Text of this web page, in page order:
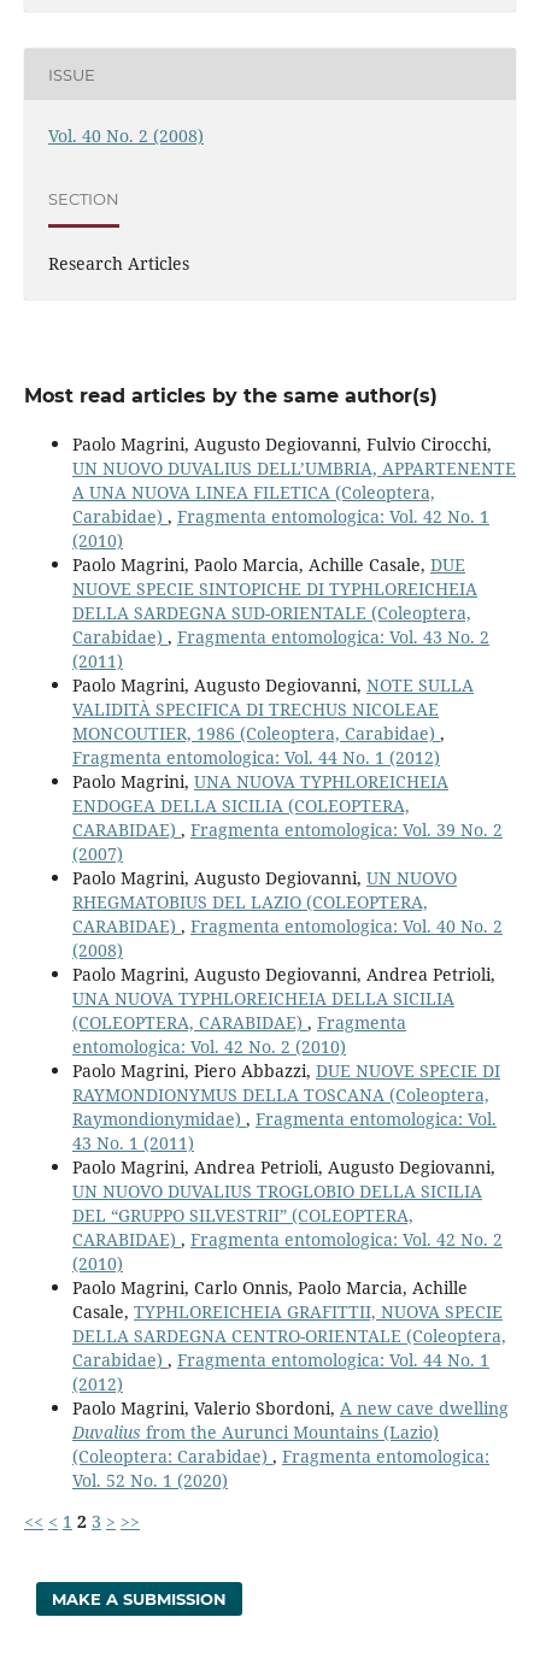
ISSUE
Vol. 40 No. 2 (2008)
SECTION
Research Articles
Most read articles by the same author(s)
Paolo Magrini, Augusto Degiovanni, Fulvio Cirocchi,
UN NUOVO DUVALIUS DELL’UMBRIA, APPARTENENTE
A UNA NUOVA LINEA FILETICA (Coleoptera,
Carabidae) , Fragmenta entomologica: Vol. 42 No. 1
(2010)
Paolo Magrini, Paolo Marcia, Achille Casale, DUE
NUOVE SPECIE SINTOPICHE DI TYPHLOREICHEIA
DELLA SARDEGNA SUD-ORIENTALE (Coleoptera,
Carabidae) , Fragmenta entomologica: Vol. 43 No. 2
(2011)
Paolo Magrini, Augusto Degiovanni, NOTE SULLA
VALIDITÀ SPECIFICA DI TRECHUS NICOLEAE
MONCOUTIER, 1986 (Coleoptera, Carabidae) ,
Fragmenta entomologica: Vol. 44 No. 1 (2012)
Paolo Magrini, UNA NUOVA TYPHLOREICHEIA
ENDOGEA DELLA SICILIA (COLEOPTERA,
CARABIDAE) , Fragmenta entomologica: Vol. 39 No. 2
(2007)
Paolo Magrini, Augusto Degiovanni, UN NUOVO
RHEGMATOBIUS DEL LAZIO (COLEOPTERA,
CARABIDAE) , Fragmenta entomologica: Vol. 40 No. 2
(2008)
Paolo Magrini, Augusto Degiovanni, Andrea Petrioli,
UNA NUOVA TYPHLOREICHEIA DELLA SICILIA
(COLEOPTERA, CARABIDAE) , Fragmenta
entomologica: Vol. 42 No. 2 (2010)
Paolo Magrini, Piero Abbazzi, DUE NUOVE SPECIE DI
RAYMONDIONYMUS DELLA TOSCANA (Coleoptera,
Raymondionymidae) , Fragmenta entomologica: Vol.
43 No. 1 (2011)
Paolo Magrini, Andrea Petrioli, Augusto Degiovanni,
UN NUOVO DUVALIUS TROGLOBIO DELLA SICILIA
DEL “GRUPPO SILVESTRII” (COLEOPTERA,
CARABIDAE) , Fragmenta entomologica: Vol. 42 No. 2
(2010)
Paolo Magrini, Carlo Onnis, Paolo Marcia, Achille
Casale, TYPHLOREICHEIA GRAFITTII, NUOVA SPECIE
DELLA SARDEGNA CENTRO-ORIENTALE (Coleoptera,
Carabidae) , Fragmenta entomologica: Vol. 44 No. 1
(2012)
Paolo Magrini, Valerio Sbordoni, A new cave dwelling
Duvalius from the Aurunci Mountains (Lazio)
(Coleoptera: Carabidae) , Fragmenta entomologica:
Vol. 52 No. 1 (2020)
<< < 1 2 3 > >>
MAKE A SUBMISSION